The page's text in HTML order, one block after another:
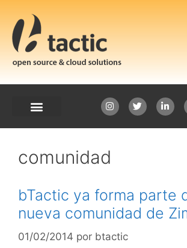
comunidad
bTactic ya forma parte
nueva comunidad de
01/02/2014 por btactic